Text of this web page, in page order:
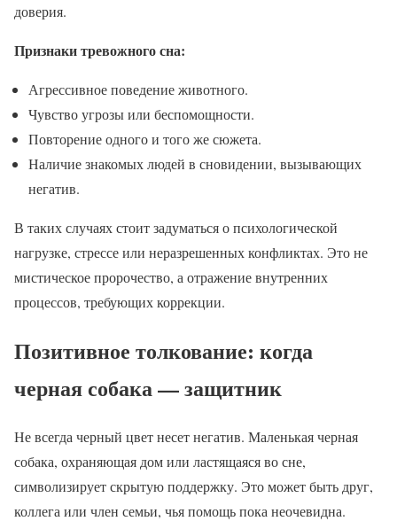
доверия.
Признаки тревожного сна:
Агрессивное поведение животного.
Чувство угрозы или беспомощности.
Повторение одного и того же сюжета.
Наличие знакомых людей в сновидении, вызывающих
негатив.
В таких случаях стоит задуматься о психологической
нагрузке, стрессе или неразрешенных конфликтах. Это не
мистическое пророчество, а отражение внутренних
процессов, требующих коррекции.
Позитивное толкование: когда
черная собака — защитник
Не всегда черный цвет несет негатив. Маленькая черная
собака, охраняющая дом или ластящаяся во сне,
символизирует скрытую поддержку. Это может быть друг,
коллега или член семьи, чья помощь пока неочевидна.